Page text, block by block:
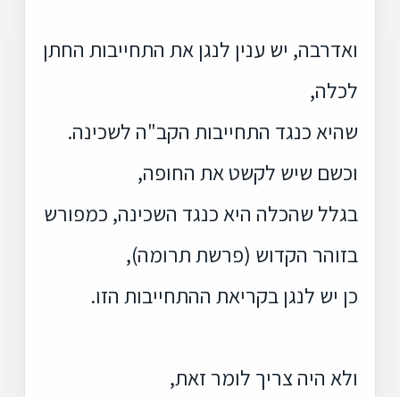
ואדרבה, יש ענין לנגן את התחייבות החתן
לכלה,
שהיא כנגד התחייבות הקב"ה לשכינה.
וכשם שיש לקשט את החופה,
בגלל שהכלה היא כנגד השכינה, כמפורש
בזוהר הקדוש (פרשת תרומה),
כן יש לנגן בקריאת ההתחייבות הזו.
ולא היה צריך לומר זאת,